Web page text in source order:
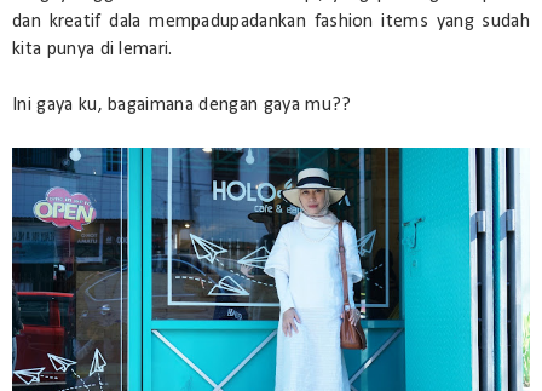
dan kreatif dala mempadupadankan fashion items yang sudah
kita punya di lemari.
Ini gaya ku, bagaimana dengan gaya mu??